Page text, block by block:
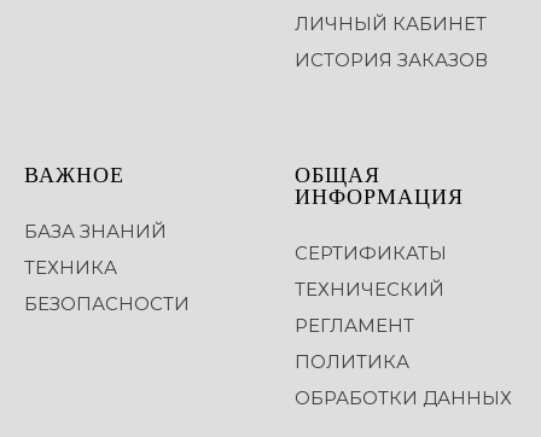
ЛИЧНЫЙ КАБИНЕТ
ИСТОРИЯ ЗАКАЗОВ
ВАЖНОЕ
БАЗА ЗНАНИЙ
ТЕХНИКА
БЕЗОПАСНОСТИ
ОБЩАЯ
ИНФОРМАЦИЯ
СЕРТИФИКАТЫ
ТЕХНИЧЕСКИЙ
РЕГЛАМЕНТ
ПОЛИТИКА
ОБРАБОТКИ ДАННЫХ